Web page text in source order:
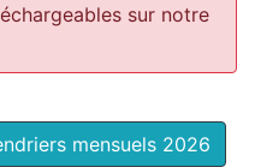
sur notre
mensuels 2026